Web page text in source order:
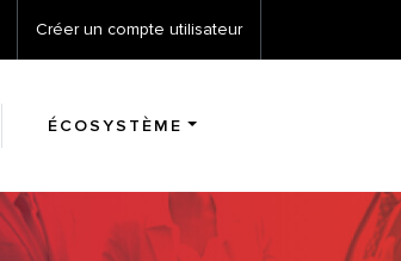
Créer un compte utilisateur
ÉCOSYSTÈME